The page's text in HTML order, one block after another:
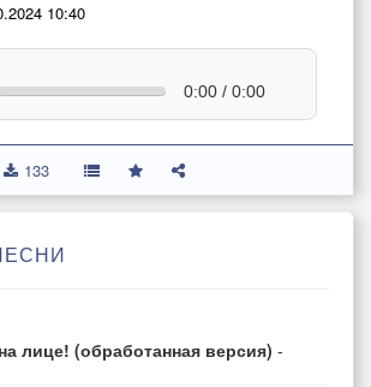
10:40
0:00 / 0:00
133
лице! (обработанная версия) -